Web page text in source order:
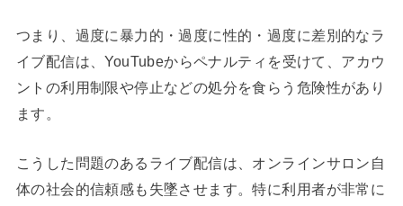
つまり、過度に暴力的・過度に性的・過度に差別的なラ
イブ配信は、YouTubeからペナルティを受けて、アカウ
ントの利用制限や停止などの処分を食らう危険性があり
ます。
こうした問題のあるライブ配信は、オンラインサロン自
体の社会的信頼感も失墜させます。特に利用者が非常に